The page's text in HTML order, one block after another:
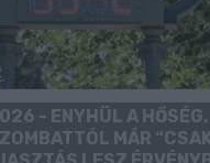
- ENYHÜL A HŐSÉG,
MÁR